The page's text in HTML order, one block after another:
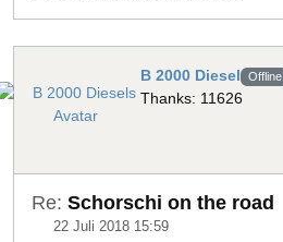
B 2000 Diesel Offline
Thanks: 11626
Re: Schorschi on the road
22 Juli 2018 15:59